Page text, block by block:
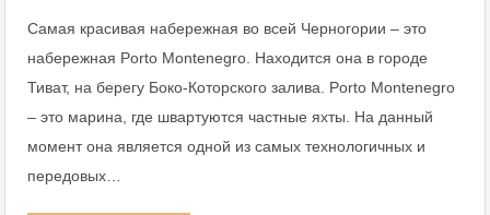
Самая красивая набережная во всей Черногории – это
набережная Porto Montenegro. Находится она в городе
Тиват, на берегу Боко-Которского залива. Porto Montenegro
– это марина, где швартуются частные яхты. На данный
момент она является одной из самых технологичных и
передовых…